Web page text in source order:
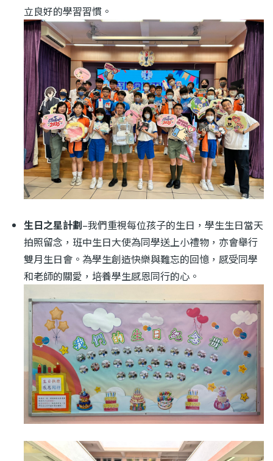
立良好的學習習慣。
生日之星計劃–我們重視每位孩子的生日，學生生日當天
拍照留念，班中生日大使為同學送上小禮物，亦會舉行
雙月生日會。為學生創造快樂與難忘的回憶，感受同學
和老師的關愛，培養學生感恩同行的心。